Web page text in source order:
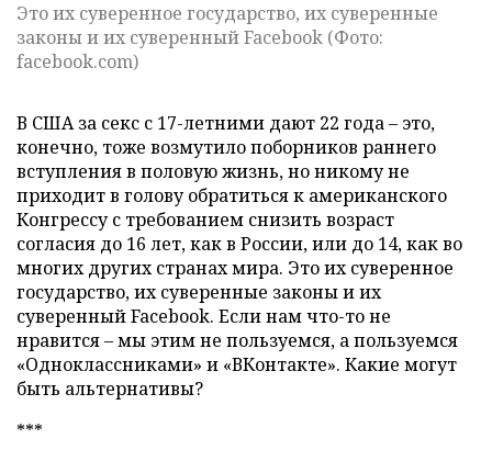
Это их суверенное государство, их суверенные
законы и их суверенный Facebook (Фото:
facebook.com)
В США за секс с 17-летними дают 22 года – это,
конечно, тоже возмутило поборников раннего
вступления в половую жизнь, но никому не
приходит в голову обратиться к американского
Конгрессу с требованием снизить возраст
согласия до 16 лет, как в России, или до 14, как во
многих других странах мира. Это их суверенное
государство, их суверенные законы и их
суверенный Facebook. Если нам что-то не
нравится – мы этим не пользуемся, а пользуемся
«Одноклассниками» и «ВКонтакте». Какие могут
быть альтернативы?
***